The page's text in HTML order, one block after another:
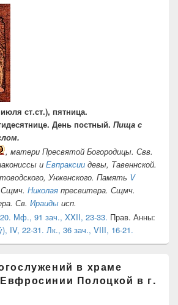
июля ст.ст.), пятница.
День постный. Пища с
, матери Пресвятой Богородицы. Свв.
и Евпраксии девы, Тавеннской.
Унженского. Память V
Николая пресвитера. Сщмч.
Св. Ираиды исп.
Мф., 91 зач., XXII, 23-33. Прав. Анны:
IV, 22-31. Лк., 36 зач., VIII, 16-21.
в храме
Полоцкой в г.